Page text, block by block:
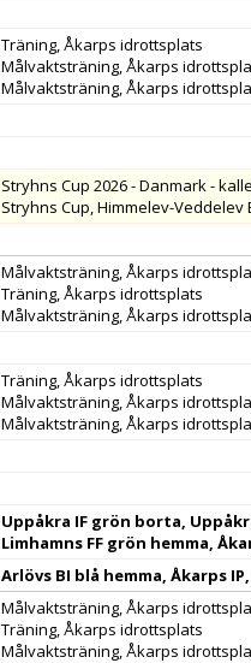
Träning, Åkarps idrottsplats
Målvaktsträning, Åkarps
Målvaktsträning, Åkarps
Stryhns Cup 2026 - Danmark -
Stryhns Cup, Himmelev-Veddelev
Målvaktsträning, Åkarps
Träning, Åkarps idrottsplats
Målvaktsträning, Åkarps
Träning, Åkarps idrottsplats
Målvaktsträning, Åkarps
Målvaktsträning, Åkarps
Uppåkra IF grön borta,
Limhamns FF grön hemma,
Arlövs BI blå hemma, Åkarps
Målvaktsträning, Åkarps
Träning, Åkarps idrottsplats
Målvaktsträning, Åkarps